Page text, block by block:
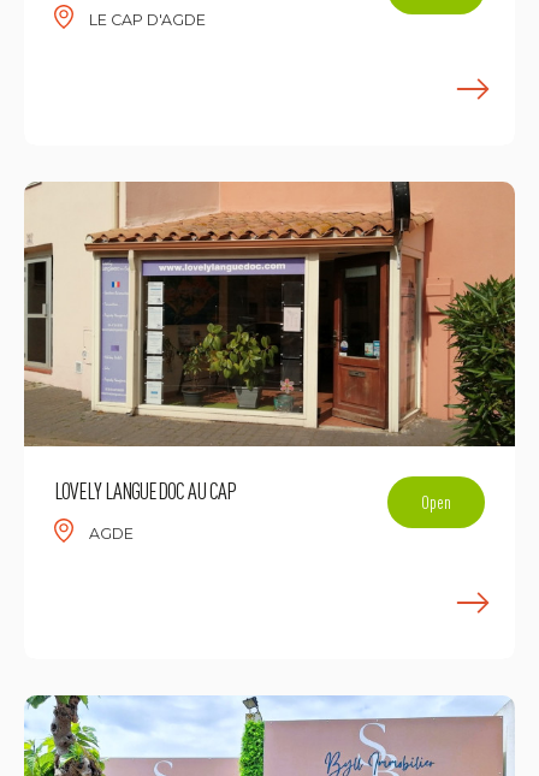
LE CAP D'AGDE
LOVELY LANGUEDOC AU CAP
AGDE
Open